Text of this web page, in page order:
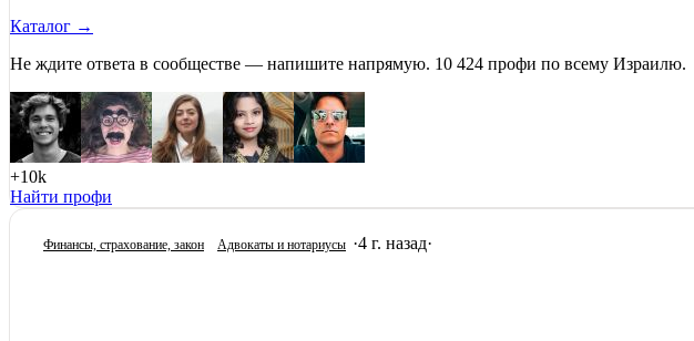
Каталог →
Не ждите ответа в сообществе — напишите напрямую. 10 424 профи по всему Израилю.
+10k
Найти профи
Финансы, страхование, закон Адвокаты и нoтариусы ·4 г. назад·